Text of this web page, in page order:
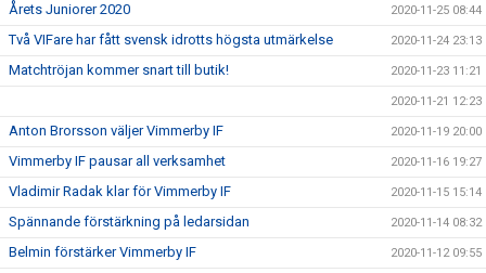
Årets Juniorer 2020 2020-11-25 08:44
Två VIFare har fått svensk idrotts högsta utmärkelse 2020-11-24 23:13
Matchtröjan kommer snart till butik! 2020-11-23 11:21
2020-11-21 12:23
Anton Brorsson väljer Vimmerby IF 2020-11-19 20:00
Vimmerby IF pausar all verksamhet 2020-11-16 19:27
Vladimir Radak klar för Vimmerby IF 2020-11-15 15:14
Spännande förstärkning på ledarsidan 2020-11-14 08:32
Belmin förstärker Vimmerby IF 2020-11-12 09:55